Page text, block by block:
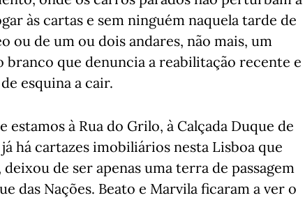
às cartas e sem ninguém naquela tarde de
ou de um ou dois andares, não mais, um
branco que denuncia a reabilitação recente e
esquina a cair.
estamos à Rua do Grilo, à Calçada Duque de
há cartazes imobiliários nesta Lisboa que
de ser apenas uma terra de passagem
das Nações. Beato e Marvila ficaram a ver o